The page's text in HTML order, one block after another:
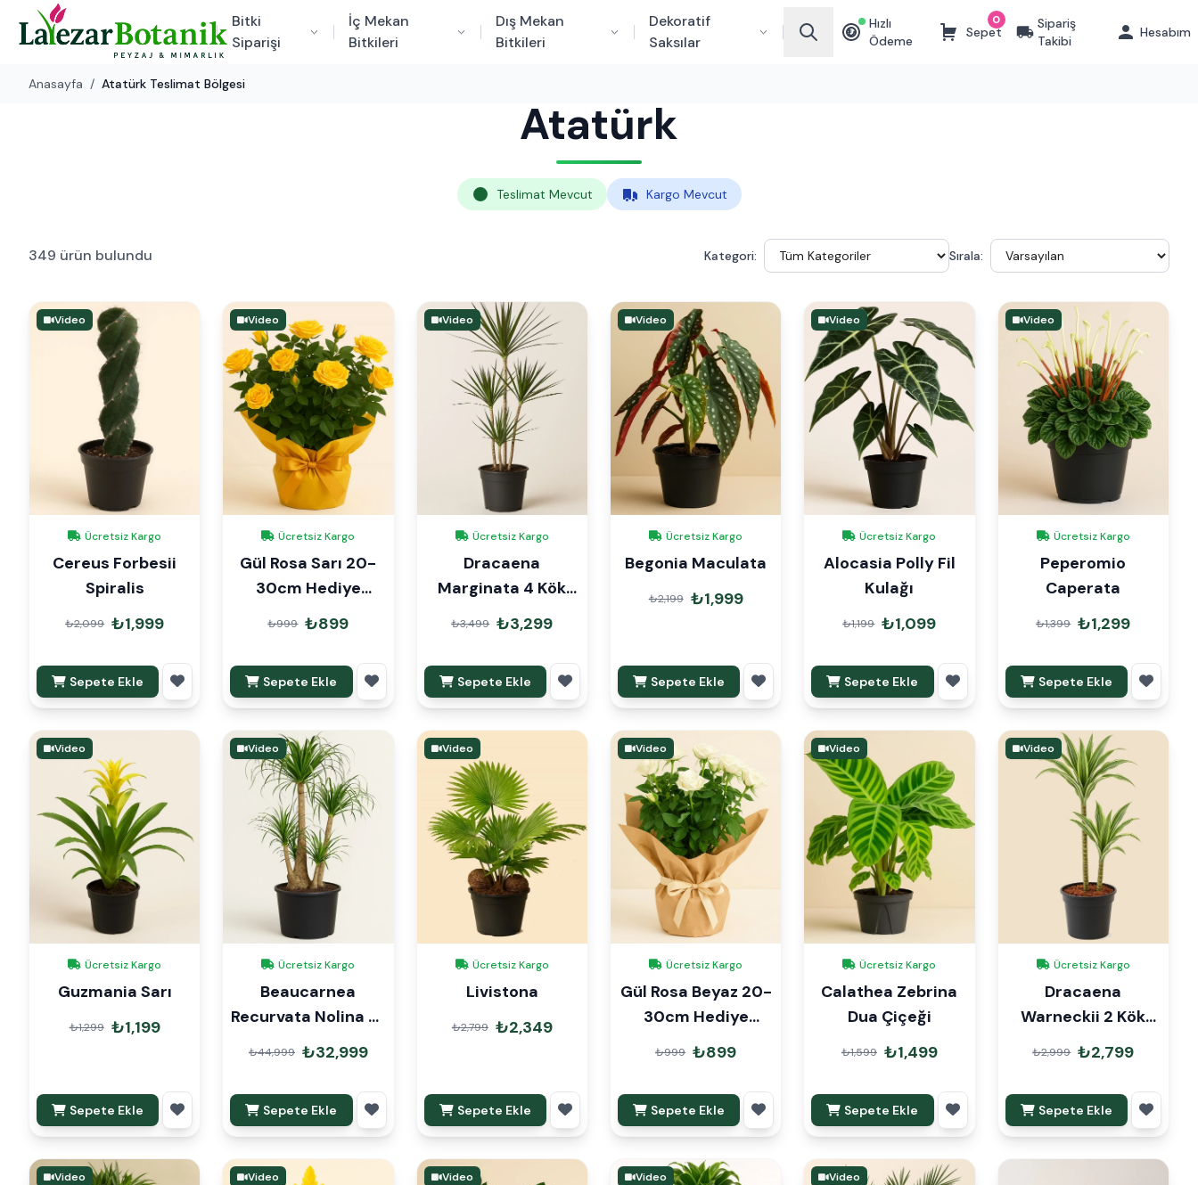
Bitki
Siparişi
İç Mekan
Bitkileri
Dış Mekan
Bitkileri
Dekoratif
Saksılar
₺
Hızlı
Ödeme
Sepet
0
Sipariş
Takibi
Hesabım
Anasayfa / Atatürk Teslimat Bölgesi
Atatürk
Teslimat Mevcut Kargo Mevcut
349 ürün bulundu Kategori: Sırala:
Video
Ücretsiz Kargo
Cereus Forbesii
Spiralis
₺2,099 ₺1,999
Sepete Ekle
Video
Ücretsiz Kargo
Gül Rosa Sarı 20-
30cm Hediye
Paketli
₺999 ₺899
Sepete Ekle
Video
Ücretsiz Kargo
Dracaena
Marginata 4 Kök
140cm
₺3,499 ₺3,299
Sepete Ekle
Video
Ücretsiz Kargo
Begonia Maculata
₺2,199 ₺1,999
Sepete Ekle
Video
Ücretsiz Kargo
Alocasia Polly Fil
Kulağı
₺1,199 ₺1,099
Sepete Ekle
Video
Ücretsiz Kargo
Peperomio
Caperata
₺1,399 ₺1,299
Sepete Ekle
Video
Ücretsiz Kargo
Guzmania Sarı
₺1,299 ₺1,199
Sepete Ekle
Video
Ücretsiz Kargo
Beaucarnea
Recurvata Nolina Fil
Ayağı 150cm
₺44,999 ₺32,999
Sepete Ekle
Video
Ücretsiz Kargo
Livistona
₺2,799 ₺2,349
Sepete Ekle
Video
Ücretsiz Kargo
Gül Rosa Beyaz 20-
30cm Hediye
Paketli
₺999 ₺899
Sepete Ekle
Video
Ücretsiz Kargo
Calathea Zebrina
Dua Çiçeği
₺1,599 ₺1,499
Sepete Ekle
Video
Ücretsiz Kargo
Dracaena
Warneckii 2 Kök
90cm
₺2,999 ₺2,799
Sepete Ekle
Video Video Video Video Video